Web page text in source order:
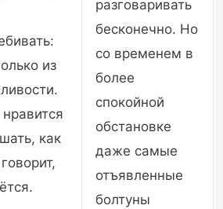
из
как
разговаривать
бесконечно. Но
со временем в
более
спокойной
обстановке
даже самые
отъявленные
болтуны